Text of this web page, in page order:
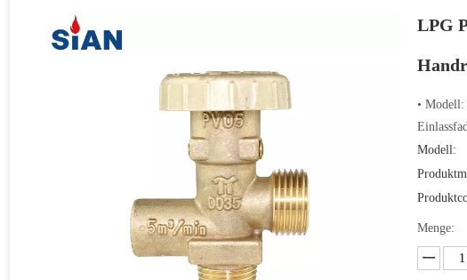
LPG
• Modell:
Modell:
Menge: